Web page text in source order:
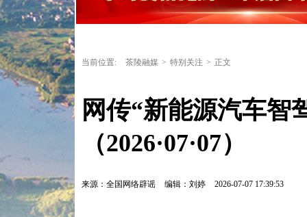
当前位置: 茶陵融媒 > 特别关注 > 正文
网传“新能源汽车智
（2026·07·07）
来源：全国网络辟谣 编辑：刘婷 2026-07-07 17:39:53